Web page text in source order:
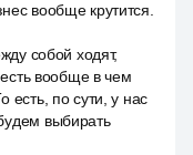
вообще крутится.
собой ходят,
вообще в чем
есть, по сути, у нас
выбирать